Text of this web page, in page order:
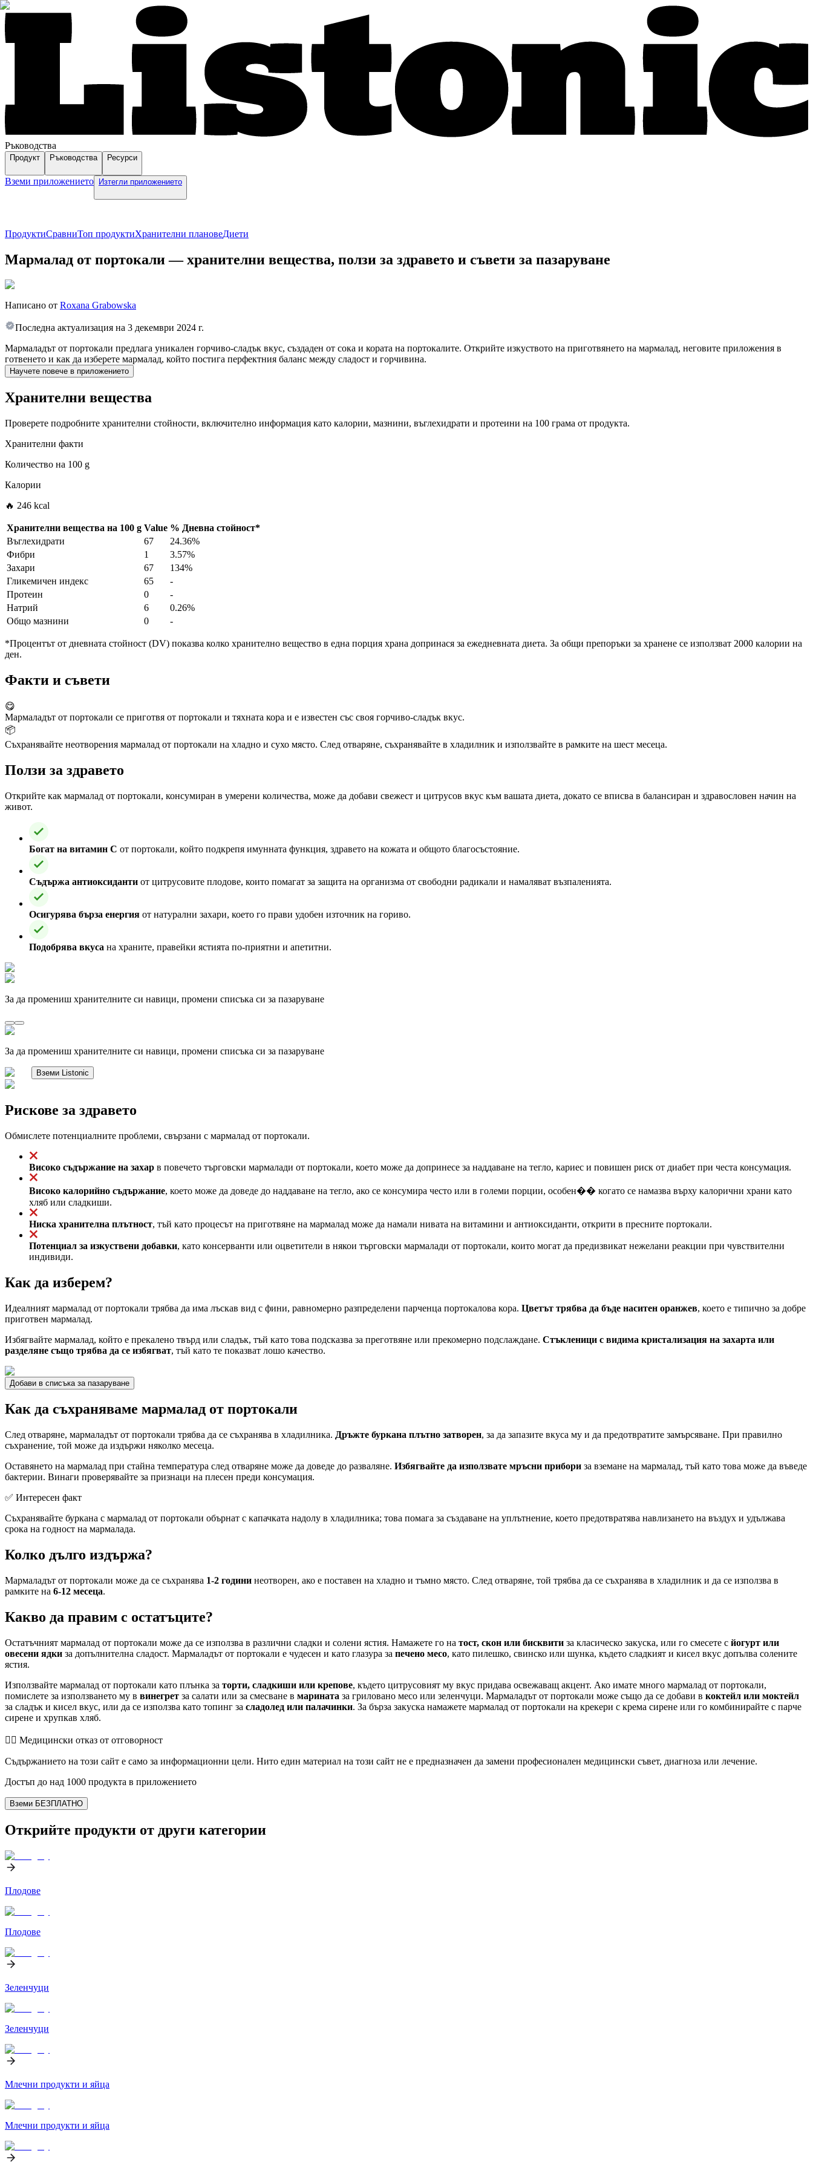
Ръководства
Продукт Ръководства Ресурси
Вземи приложението Изтегли приложението
ПродуктиСравниТоп продуктиХранителни плановеДиети
Мармалад от портокали — хранителни вещества, ползи за здравето и съвети за пазаруване
Написано от Roxana Grabowska
Последна актуализация на 3 декември 2024 г.
Мармаладът от портокали предлага уникален горчиво-сладък вкус, създаден от сока и кората на портокалите. Открийте изкуството на приготвянето на мармалад, неговите приложения в
готвенето и как да изберете мармалад, който постига перфектния баланс между сладост и горчивина.
Научете повече в приложението
Хранителни вещества
Проверете подробните хранителни стойности, включително информация като калории, мазнини, въглехидрати и протеини на 100 грама от продукта.
Хранителни факти
Количество на 100 g
Калории
🔥 246 kcal
Хранителни вещества на 100 g Value % Дневна стойност*
Въглехидрати
67
24.36%
Фибри
1
3.57%
Захари
67
134%
Гликемичен индекс
65
-
Протеин
0
-
Натрий
6
0.26%
Общо мазнини
0 -
*Процентът от дневната стойност (DV) показва колко хранително вещество в една порция храна допринася за ежедневната диета. За общи препоръки за хранене се използват 2000 калории на
ден.
Факти и съвети
😋
Мармаладът от портокали се приготвя от портокали и тяхната кора и е известен със своя горчиво-сладък вкус.
📦
Съхранявайте неотворения мармалад от портокали на хладно и сухо място. След отваряне, съхранявайте в хладилник и използвайте в рамките на шест месеца.
Ползи за здравето
Открийте как мармалад от портокали, консумиран в умерени количества, може да добави свежест и цитрусов вкус към вашата диета, докато се вписва в балансиран и здравословен начин на
живот.
Богат на витамин C от портокали, който подкрепя имунната функция, здравето на кожата и общото благосъстояние.
Съдържа антиоксиданти от цитрусовите плодове, които помагат за защита на организма от свободни радикали и намаляват възпаленията.
Осигурява бърза енергия от натурални захари, което го прави удобен източник на гориво.
Подобрява вкуса на храните, правейки ястията по-приятни и апетитни.
За да промениш хранителните си навици, промени списъка си за пазаруване
За да промениш хранителните си навици, промени списъка си за пазаруване
Вземи Listonic
Рискове за здравето
Обмислете потенциалните проблеми, свързани с мармалад от портокали.
Високо съдържание на захар в повечето търговски мармалади от портокали, което може да допринесе за наддаване на тегло, кариес и повишен риск от диабет при честа консумация.
Високо калорийно съдържание, което може да доведе до наддаване на тегло, ако се консумира често или в големи порции, особен�� когато се намазва върху калорични храни като
хляб или сладкиши.
Ниска хранителна плътност, тъй като процесът на приготвяне на мармалад може да намали нивата на витамини и антиоксиданти, открити в пресните портокали.
Потенциал за изкуствени добавки, като консерванти или оцветители в някои търговски мармалади от портокали, които могат да предизвикат нежелани реакции при чувствителни
индивиди.
Как да изберем?
Идеалният мармалад от портокали трябва да има лъскав вид с фини, равномерно разпределени парченца портокалова кора. Цветът трябва да бъде наситен оранжев, което е типично за добре
приготвен мармалад.
Избягвайте мармалад, който е прекалено твърд или сладък, тъй като това подсказва за преготвяне или прекомерно подслаждане. Стъкленици с видима кристализация на захарта или
разделяне също трябва да се избягват, тъй като те показват лошо качество.
Добави в списъка за пазаруване
Как да съхраняваме мармалад от портокали
След отваряне, мармаладът от портокали трябва да се съхранява в хладилника. Дръжте буркана плътно затворен, за да запазите вкуса му и да предотвратите замърсяване. При правилно
съхранение, той може да издържи няколко месеца.
Оставянето на мармалад при стайна температура след отваряне може да доведе до разваляне. Избягвайте да използвате мръсни прибори за вземане на мармалад, тъй като това може да въведе
бактерии. Винаги проверявайте за признаци на плесен преди консумация.
✅ Интересен факт
Съхранявайте буркана с мармалад от портокали обърнат с капачката надолу в хладилника; това помага за създаване на уплътнение, което предотвратява навлизането на въздух и удължава
срока на годност на мармалада.
Колко дълго издържа?
Мармаладът от портокали може да се съхранява 1-2 години неотворен, ако е поставен на хладно и тъмно място. След отваряне, той трябва да се съхранява в хладилник и да се използва в
рамките на 6-12 месеца.
Какво да правим с остатъците?
Остатъчният мармалад от портокали може да се използва в различни сладки и солени ястия. Намажете го на тост, скон или бисквити за класическо закуска, или го смесете с йогурт или
овесени ядки за допълнителна сладост. Мармаладът от портокали е чудесен и като глазура за печено месо, като пилешко, свинско или шунка, където сладкият и кисел вкус допълва солените
ястия.
Използвайте мармалад от портокали като плънка за торти, сладкиши или крепове, където цитрусовият му вкус придава освежаващ акцент. Ако имате много мармалад от портокали,
помислете за използването му в винегрет за салати или за смесване в марината за гриловано месо или зеленчуци. Мармаладът от портокали може също да се добави в коктейл или моктейл
за сладък и кисел вкус, или да се използва като топинг за сладолед или палачинки. За бърза закуска намажете мармалад от портокали на крекери с крема сирене или го комбинирайте с парче
сирене и хрупкав хляб.
👨‍⚕️️ Медицински отказ от отговорност
Съдържанието на този сайт е само за информационни цели. Нито един материал на този сайт не е предназначен да замени професионален медицински съвет, диагноза или лечение.
Достъп до над 1000 продукта в приложението
Вземи БЕЗПЛАТНО
Открийте продукти от други категории
Плодове
Плодове
Зеленчуци
Зеленчуци
Млечни продукти и яйца
Млечни продукти и яйца